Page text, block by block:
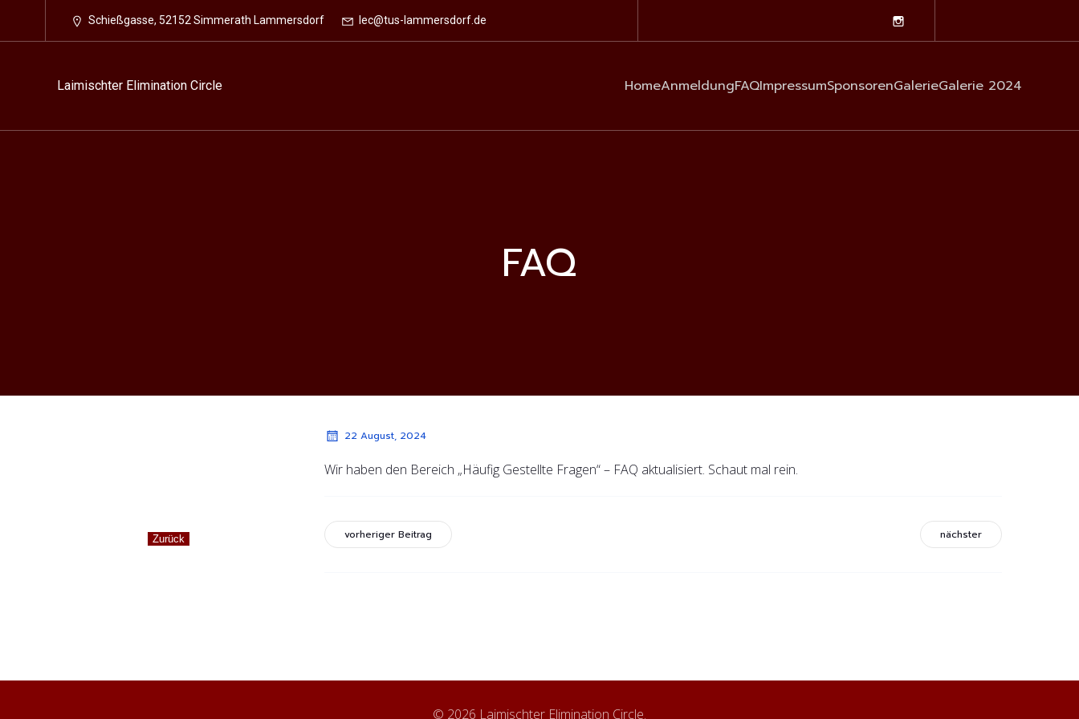
Schießgasse, 52152 Simmerath Lammersdorf lec@tus-lammersdorf.de
Laimischter Elimination Circle HomeAnmeldungFAQImpressumSponsorenGalerieGalerie 2024
FAQ
22 August, 2024
Wir haben den Bereich „Häufig Gestellte Fragen“ – FAQ aktualisiert. Schaut mal rein.
vorheriger Beitrag nächster
© 2026 Laimischter Elimination Circle.